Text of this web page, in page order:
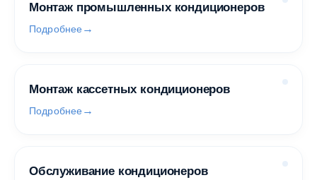
Монтаж промышленных кондиционеров
Подробнее
Монтаж кассетных кондиционеров
Подробнее
Обслуживание кондиционеров